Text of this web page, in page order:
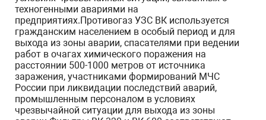
техногенными авариями на
предприятиях.Противогаз УЗС ВК используется
гражданским населением в особый период и для
выхода из зоны аварии, спасателями при ведении
работ в очагах химического поражения на
расстоянии 500-1000 метров от источника
заражения, участниками формирований МЧС
России при ликвидации последствий аварий,
промышленным персоналом в условиях
чрезвычайной ситуации для выхода из зоны